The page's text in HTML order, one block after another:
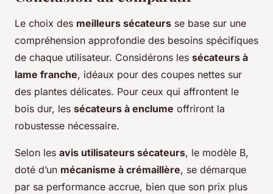
Le choix des meilleurs sécateurs se base sur une
compréhension approfondie des besoins spécifiques
de chaque utilisateur. Considérons les sécateurs à
lame franche, idéaux pour des coupes nettes sur
des plantes délicates. Pour ceux qui affrontent le
bois dur, les sécateurs à enclume offriront la
robustesse nécessaire.
Selon les avis utilisateurs sécateurs, le modèle B,
doté d’un mécanisme à crémaillère, se démarque
par sa performance accrue, bien que son prix plus